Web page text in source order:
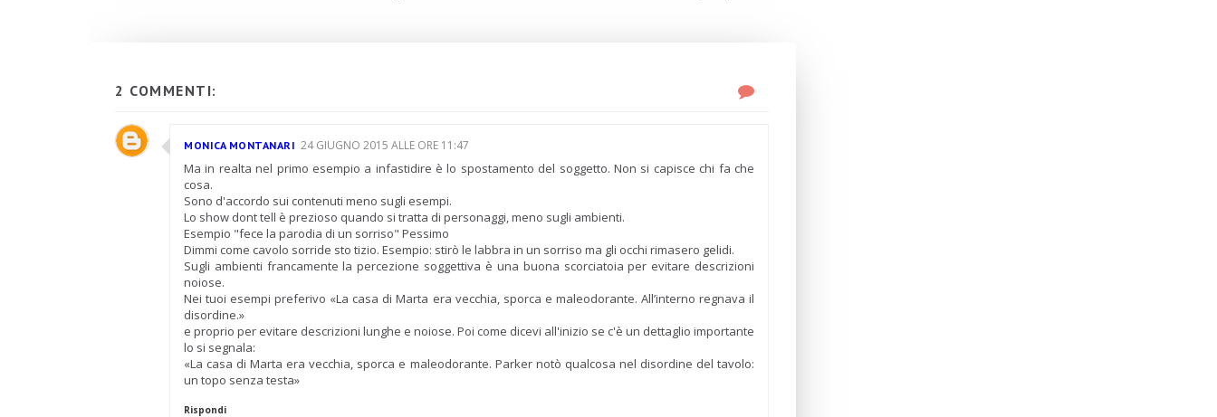
2 COMMENTI:
MONICA MONTANARI 24 GIUGNO 2015 ALLE ORE 11:47
Ma in realta nel primo esempio a infastidire è lo spostamento del soggetto. Non si capisce chi fa che
cosa.
Sono d'accordo sui contenuti meno sugli esempi.
Lo show dont tell è prezioso quando si tratta di personaggi, meno sugli ambienti.
Esempio "fece la parodia di un sorriso" Pessimo
Dimmi come cavolo sorride sto tizio. Esempio: stirò le labbra in un sorriso ma gli occhi rimasero gelidi.
Sugli ambienti francamente la percezione soggettiva è una buona scorciatoia per evitare descrizioni
noiose.
Nei tuoi esempi preferivo «La casa di Marta era vecchia, sporca e maleodorante. All’interno regnava il
disordine.»
e proprio per evitare descrizioni lunghe e noiose. Poi come dicevi all'inizio se c'è un dettaglio importante
lo si segnala:
«La casa di Marta era vecchia, sporca e maleodorante. Parker notò qualcosa nel disordine del tavolo:
un topo senza testa»
Rispondi